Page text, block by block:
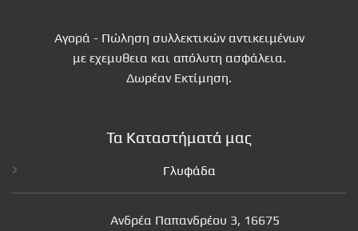
Αγορά - Πώληση συλλεκτικών αντικειμένων
με εχεμυθεια και απόλυτη ασφάλεια.
Δωρέαν Εκτίμηση.
Τα Καταστήματά μας
Γλυφάδα
Ανδρέα Παπανδρέου 3, 16675